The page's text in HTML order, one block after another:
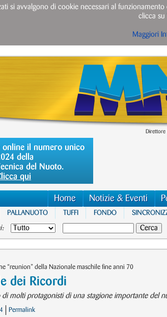
Direttore
online il numero unico
della
del Nuoto.
qui
Home Notizie & Eventi
PALLANUOTO TUFFI FONDO
“reunion” della Nazionale maschile fine anni 70
dei Ricordi
molti protagonisti di una stagione importante del
Permalink
si avvalgono di cookie necessari al
clicca su
Maggiori